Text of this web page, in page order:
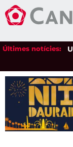
Últimes notícies:Unió